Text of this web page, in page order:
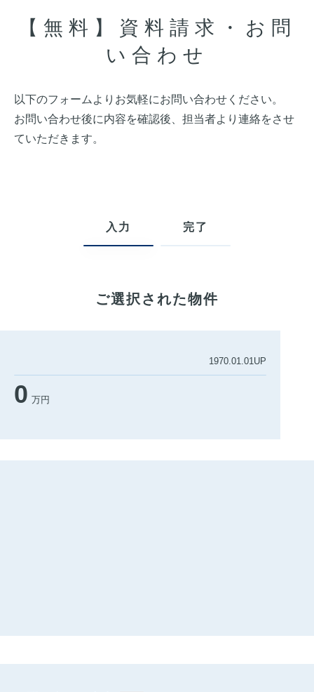
【無料】資料請求・お問
い合わせ
以下のフォームよりお気軽にお問い合わせください。
お問い合わせ後に内容を確認後、担当者より連絡をさせ
ていただきます。
入力 完了
ご選択された物件
1970.01.01UP
0 万円